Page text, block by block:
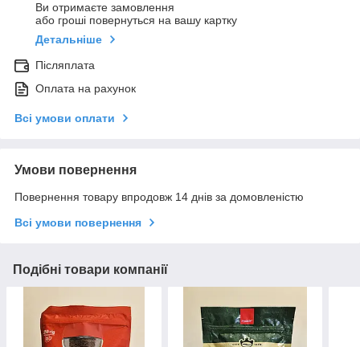
Ви отримаєте замовлення
або гроші повернуться на вашу картку
Детальніше
Післяплата
Оплата на рахунок
Всі умови оплати
Умови повернення
Повернення товару впродовж 14 днів за домовленістю
Всі умови повернення
Подібні товари компанії